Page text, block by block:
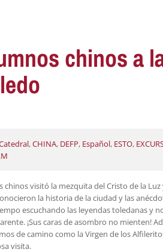
chinos a
,CHINA, DEFP, Español, ESTO,
visitó la mezquita del Cristo de la
la historia de la ciudad y las
escuchando las leyendas toledanas y
¡Sus caras de asombro no mienten!
de camino como la Virgen de los
visita.